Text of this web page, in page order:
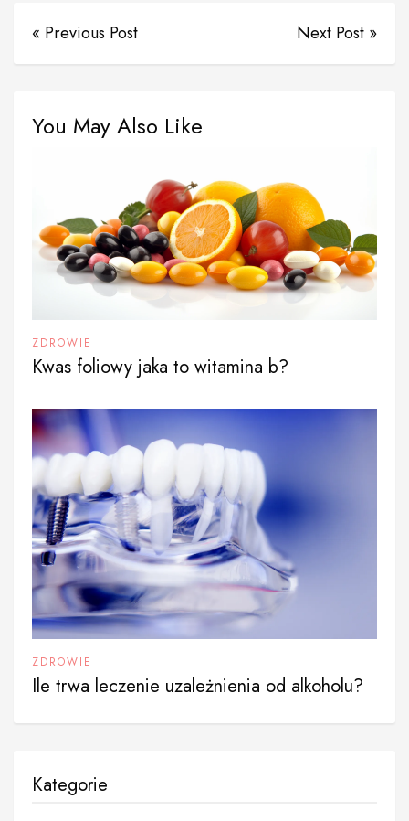
« Previous Post Next Post »
You May Also Like
ZDROWIE
Kwas foliowy jaka to witamina b?
ZDROWIE
Ile trwa leczenie uzależnienia od alkoholu?
Kategorie